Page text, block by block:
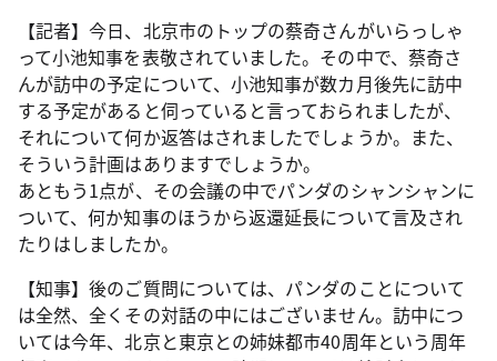
【記者】今日、北京市のトップの蔡奇さんがいらっしゃ
って小池知事を表敬されていました。その中で、蔡奇さ
んが訪中の予定について、小池知事が数カ月後先に訪中
する予定があると伺っていると言っておられましたが、
それについて何か返答はされましたでしょうか。また、
そういう計画はありますでしょうか。
あともう1点が、その会議の中でパンダのシャンシャンに
ついて、何か知事のほうから返還延長について言及され
たりはしましたか。
【知事】後のご質問については、パンダのことについて
は全然、全くその対話の中にはございません。訪中につ
いては今年、北京と東京との姉妹都市40周年という周年